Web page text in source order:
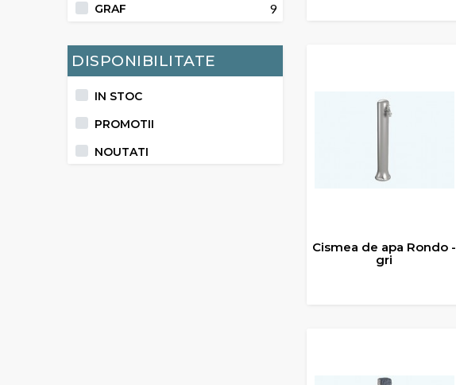
GRAF 9
DISPONIBILITATE
IN STOC
PROMOTII
NOUTATI
Cismea de apa Rondo -
gri